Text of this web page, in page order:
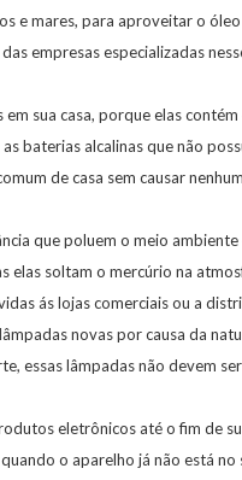
e mares, para aproveitar o
empresas especializadas
sua casa, porque elas
baterias alcalinas que não
de casa sem causar
que poluem o meio
elas soltam o mercúrio na
ás lojas comerciais ou a
novas por causa da
essas lâmpadas não devem
eletrônicos até o fim de
o aparelho já não está